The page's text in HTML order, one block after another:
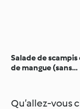
Salade de scampis
de mangue (sans
Qu’allez-vous